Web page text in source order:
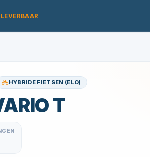
HYBRIDE FIETSEN (ELO)
T